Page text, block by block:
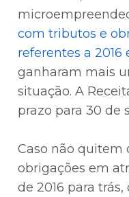
com tributos e
referentes a 2016
ganharam mais
situação. A
prazo para 30 de
Caso não quitem
obrigações em
de 2016 para